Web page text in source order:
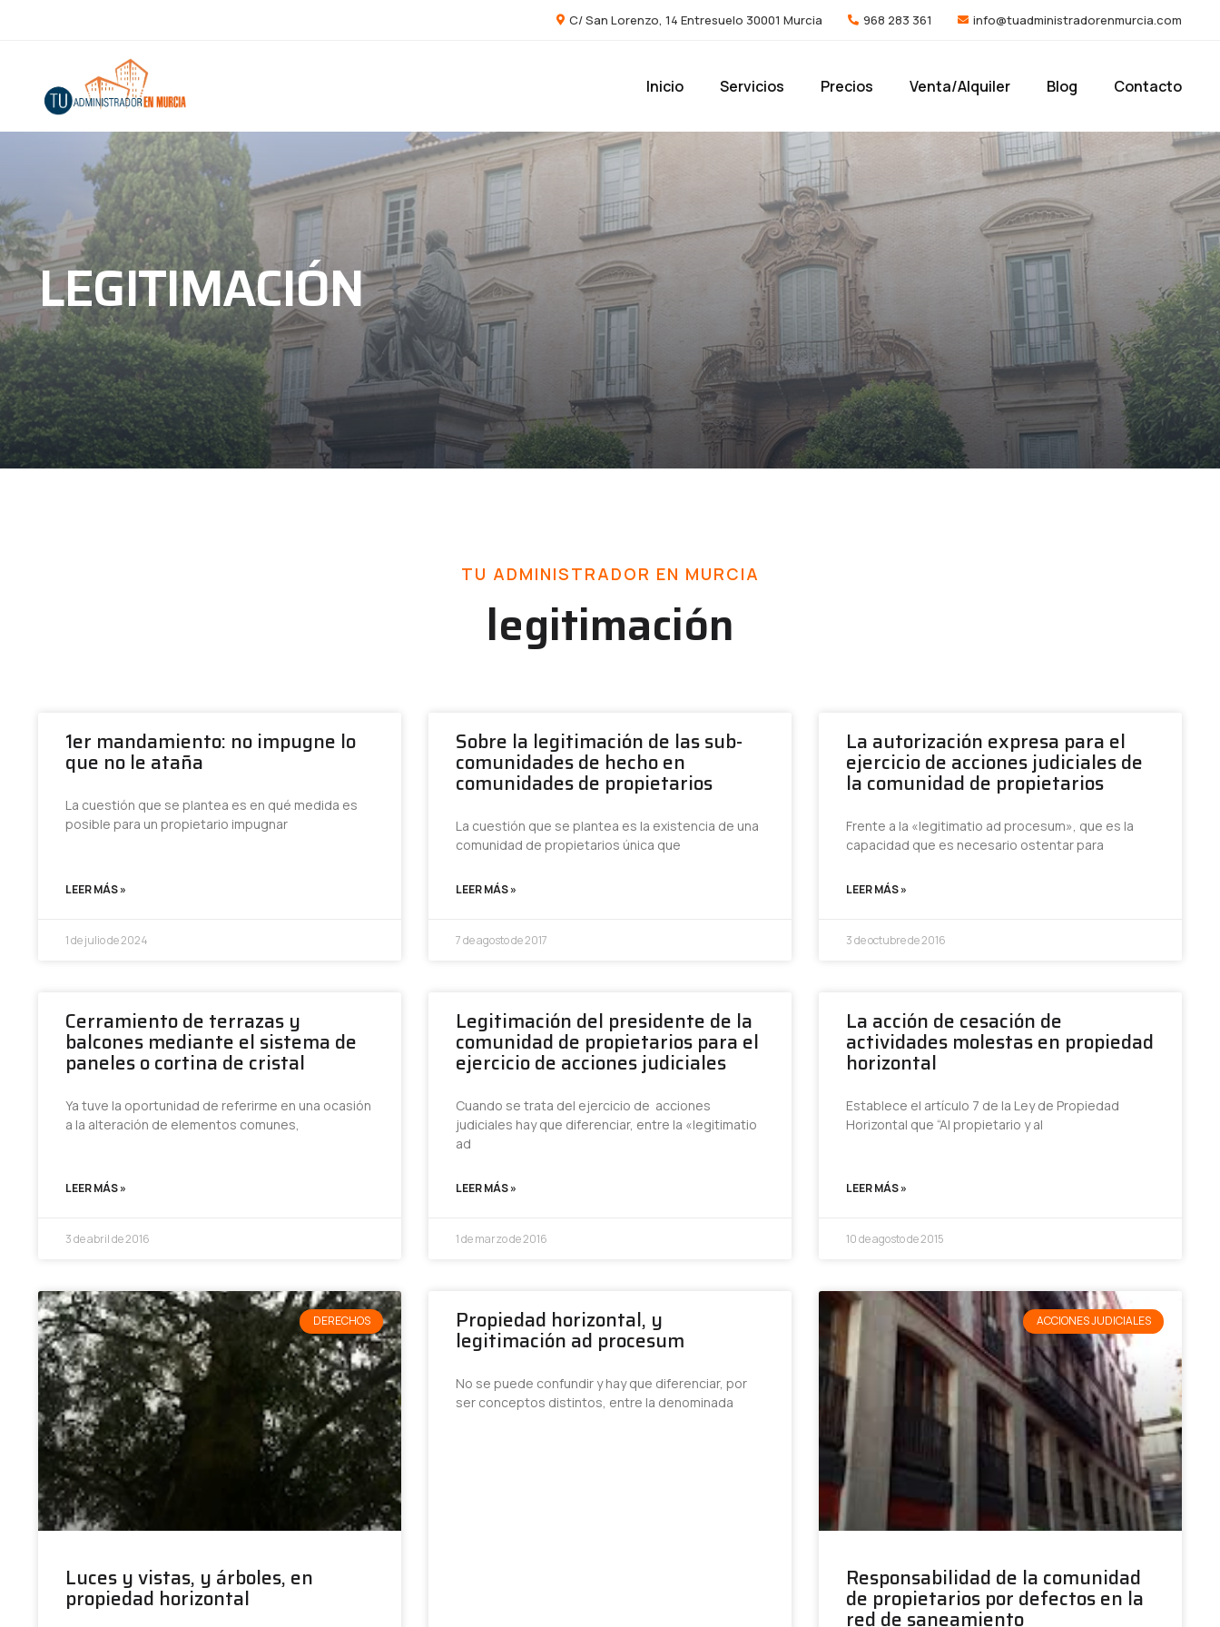
C/ San Lorenzo, 14 Entresuelo 30001 Murcia 968 283 361 info@tuadministradorenmurcia.com
Inicio Servicios Precios Venta/Alquiler Blog Contacto
LEGITIMACIÓN
TU ADMINISTRADOR EN MURCIA
legitimación
1er mandamiento: no impugne lo
que no le ataña
La cuestión que se plantea es en qué medida es
posible para un propietario impugnar
LEER MÁS »
1 de julio de 2024
Sobre la legitimación de las sub-
comunidades de hecho en
comunidades de propietarios
La cuestión que se plantea es la existencia de una
comunidad de propietarios única que
LEER MÁS »
7 de agosto de 2017
La autorización expresa para el
ejercicio de acciones judiciales de
la comunidad de propietarios
Frente a la «legitimatio ad procesum», que es la
capacidad que es necesario ostentar para
LEER MÁS »
3 de octubre de 2016
Cerramiento de terrazas y
balcones mediante el sistema de
paneles o cortina de cristal
Ya tuve la oportunidad de referirme en una ocasión
a la alteración de elementos comunes,
LEER MÁS »
3 de abril de 2016
Legitimación del presidente de la
comunidad de propietarios para el
ejercicio de acciones judiciales
Cuando se trata del ejercicio de acciones
judiciales hay que diferenciar, entre la «legitimatio
ad
LEER MÁS »
1 de marzo de 2016
La acción de cesación de
actividades molestas en propiedad
horizontal
Establece el artículo 7 de la Ley de Propiedad
Horizontal que “Al propietario y al
LEER MÁS »
10 de agosto de 2015
DERECHOS
Luces y vistas, y árboles, en
propiedad horizontal
Propiedad horizontal, y
legitimación ad procesum
No se puede confundir y hay que diferenciar, por
ser conceptos distintos, entre la denominada
ACCIONES JUDICIALES
Responsabilidad de la comunidad
de propietarios por defectos en la
red de saneamiento